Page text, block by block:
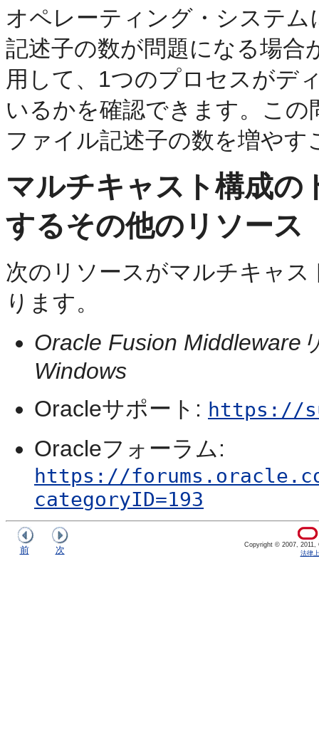
オペレーティング・システ
記述子の数が問題になる場合
用して、1つのプロセスがデ
いるかを確認できます。こ
ファイル記述子の数を増や
マルチキャスト構成の
するその他のリソース
次のリソースがマルチキャ
ります。
Oracle Fusion Middleware
Windows
Oracleサポート: https://
Oracleフォーラム:
https://
categoryID=193
前 次
Copyright © 2007, 2011,
法律